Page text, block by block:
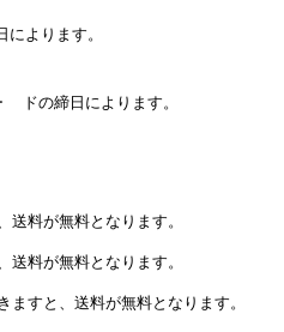
よります。
の締日によります。
料が無料となります。
料が無料となります。
すと、送料が無料となります。